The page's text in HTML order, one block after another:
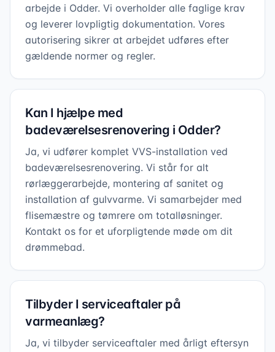
arbejde i Odder. Vi overholder alle faglige krav
og leverer lovpligtig dokumentation. Vores
autorisering sikrer at arbejdet udføres efter
gældende normer og regler.
Kan I hjælpe med
badeværelsesrenovering i Odder?
Ja, vi udfører komplet VVS-installation ved
badeværelsesrenovering. Vi står for alt
rørlæggerarbejde, montering af sanitet og
installation af gulvvarme. Vi samarbejder med
flisemæstre og tømrere om totalløsninger.
Kontakt os for et uforpligtende møde om dit
drømmebad.
Tilbyder I serviceaftaler på
varmeanlæg?
Ja, vi tilbyder serviceaftaler med årligt eftersyn